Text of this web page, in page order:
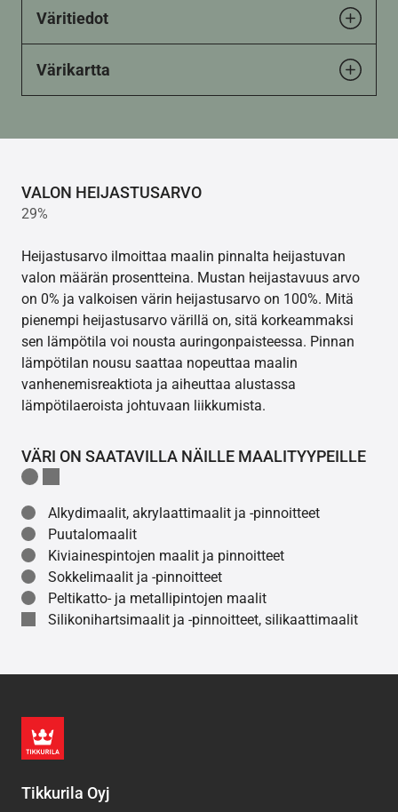
Väritiedot
Värikartta
VALON HEIJASTUSARVO
29%
Heijastusarvo ilmoittaa maalin pinnalta heijastuvan
valon määrän prosentteina. Mustan heijastavuus arvo
on 0% ja valkoisen värin heijastusarvo on 100%. Mitä
pienempi heijastusarvo värillä on, sitä korkeammaksi
sen lämpötila voi nousta auringonpaisteessa. Pinnan
lämpötilan nousu saattaa nopeuttaa maalin
vanhenemisreaktiota ja aiheuttaa alustassa
lämpötilaeroista johtuvaan liikkumista.
VÄRI ON SAATAVILLA NÄILLE MAALITYYPEILLE
Alkydimaalit, akrylaattimaalit ja -pinnoitteet
Puutalomaalit
Kiviainespintojen maalit ja pinnoitteet
Sokkelimaalit ja -pinnoitteet
Peltikatto- ja metallipintojen maalit
Silikonihartsimaalit ja -pinnoitteet, silikaattimaalit
Tikkurila Oyj